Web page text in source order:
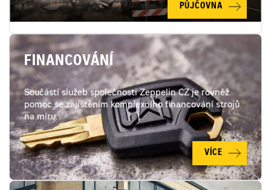
PŮJČOVNA
FINANCOVÁNÍ
Součástí služeb společnosti Zeppelin CZ je rovněž
pomoc se zajištěním komplexního financování strojů
na míru.
VÍCE